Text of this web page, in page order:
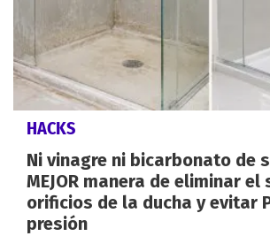
HACKS
Ni vinagre ni bicarbonato de
MEJOR manera de eliminar
orificios de la ducha y evitar
presión